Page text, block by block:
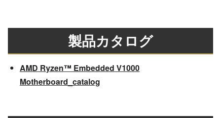
製品カタログ
AMD Ryzen™ Embedded V1000
Motherboard_catalog